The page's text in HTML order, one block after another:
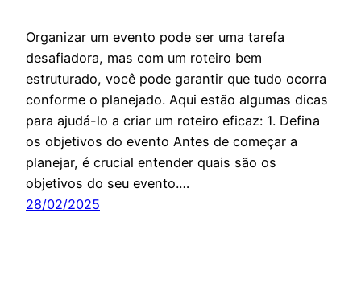
Organizar um evento pode ser uma tarefa
desafiadora, mas com um roteiro bem
estruturado, você pode garantir que tudo ocorra
conforme o planejado. Aqui estão algumas dicas
para ajudá-lo a criar um roteiro eficaz: 1. Defina
os objetivos do evento Antes de começar a
planejar, é crucial entender quais são os
objetivos do seu evento.…
28/02/2025